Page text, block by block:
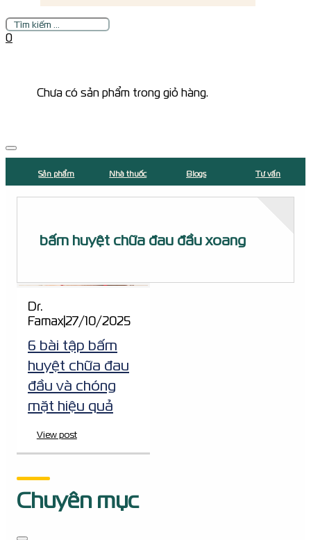
Tìm
kiếm
0
Chưa có sản phẩm trong giỏ hàng.
Sản phẩm Nhà thuốc Blogs Tư vấn
bấm huyệt chữa đau đầu xoang
Dr.
Famax|27/10/2025
6 bài tập bấm
huyệt chữa đau
đầu và chóng
mặt hiệu quả
View post
Chuyên mục